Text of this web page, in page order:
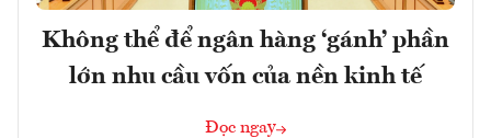
Không thể để ngân hàng ‘gánh’ phần
lớn nhu cầu vốn của nền kinh tế
Đọc ngay